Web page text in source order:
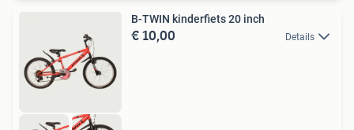
B-TWIN kinderfiets 20 inch
€ 10,00 Details